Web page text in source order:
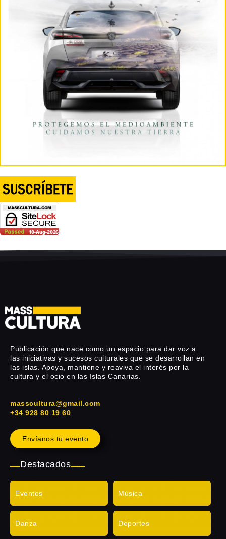
Publicación que nace como un espacio para dar voz a
las iniciativas y sucesos culturales que se desarrollan en
las islas. Apoya, mantiene y reaviva el interés por la
cultura y el ocio en las Islas Canarias.
masscultura@gmail.com
+34 928 80 19 60
Envíanos tu evento
Destacados
Eventos Música
Danza Deportes